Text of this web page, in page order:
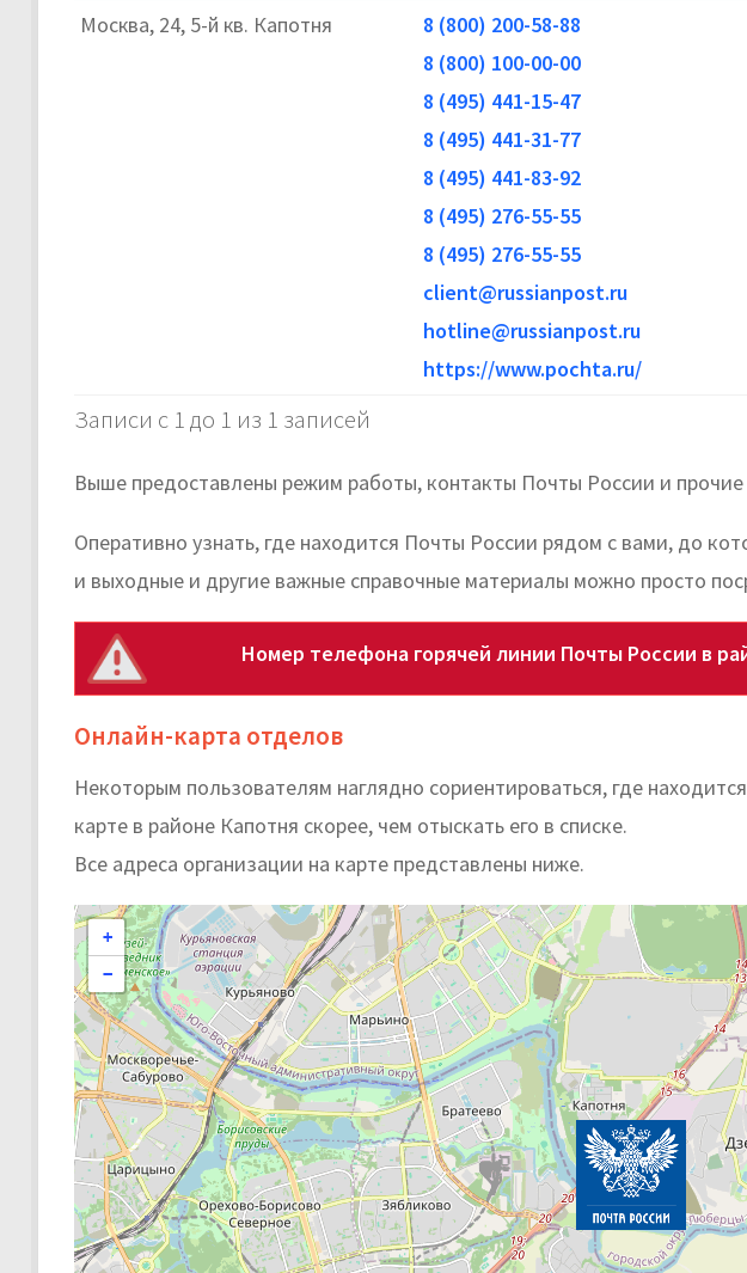
Москва, 24, 5-й кв. Капотня
8 (800) 200-58-88
8 (800) 100-00-00
8 (495) 441-15-47
8 (495) 441-31-77
8 (495) 441-83-92
8 (495) 276-55-55
8 (495) 276-55-55
client@russianpost.ru
hotline@russianpost.ru
https://www.pochta.ru/
Записи с 1 до 1 из 1 записей
Выше предоставлены режим работы, контакты Почты России и прочие
Оперативно узнать, где находится Почты России рядом с вами, до
и выходные и другие важные справочные материалы можно просто
Номер телефона горячей линии Почты России в
Онлайн-карта отделов
Некоторым пользователям наглядно сориентироваться, где
карте в районе Капотня скорее, чем отыскать его в списке.
Все адреса организации на карте представлены ниже.
+
−